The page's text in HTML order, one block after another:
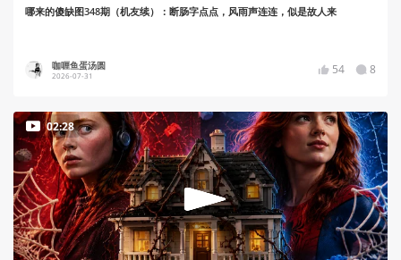
哪来的傻缺图348期（机友续）：断肠字点点，风雨声连连，似是故人来
咖喱鱼蛋汤圆
2026-07-31 54 8
02:28